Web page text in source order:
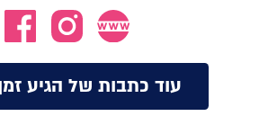
עוד כתבות של הגיע